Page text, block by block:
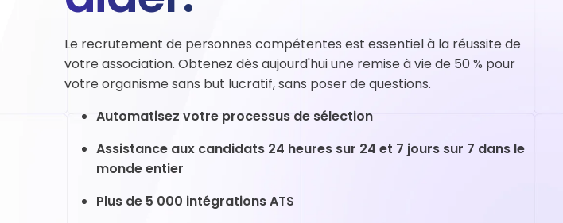
Le recrutement de personnes compétentes est essentiel à la réussite de
votre association. Obtenez dès aujourd'hui une remise à vie de 50 % pour
votre organisme sans but lucratif, sans poser de questions.
Automatisez votre processus de sélection
Assistance aux candidats 24 heures sur 24 et 7 jours sur 7 dans le
monde entier
Plus de 5 000 intégrations ATS